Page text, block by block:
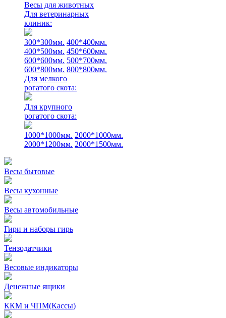
Весы для животных
Для ветеринарных
клиник:
300*300мм. 400*400мм.
400*500мм. 450*600мм.
600*600мм. 500*700мм.
600*800мм. 800*800мм.
Для мелкого
рогатого скота:
Для крупного
рогатого скота:
1000*1000мм. 2000*1000мм.
2000*1200мм. 2000*1500мм.
Весы бытовые
Весы кухонные
Весы автомобильные
Гири и наборы гирь
Тензодатчики
Весовые индикаторы
Денежные ящики
ККМ и ЧПМ(Кассы)